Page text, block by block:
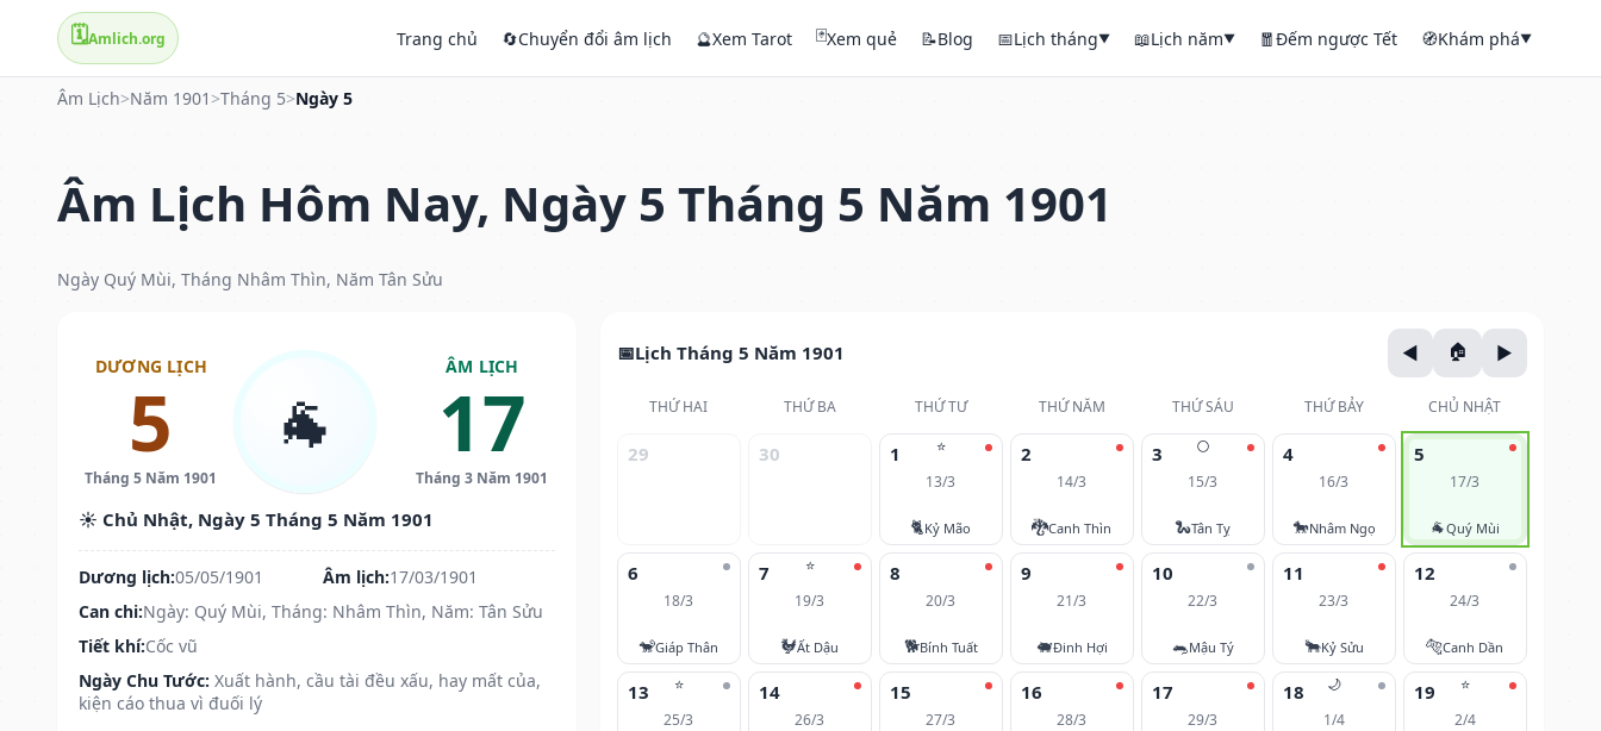
🗓️Amlich.org Trang chủ 🔄Chuyển đổi âm lịch 🔮Xem Tarot 🃏Xem quẻ 📝Blog 📅Lịch tháng▼ 📖Lịch năm▼ 🧧Đếm ngược Tết 🧭Khám phá▼
Âm Lịch>Năm 1901 >Tháng 5>Ngày 5
Âm Lịch Hôm Nay, Ngày 5 Tháng 5 Năm 1901
Ngày Quý Mùi, Tháng Nhâm Thìn, Năm Tân Sửu
DƯƠNG LỊCH
5
Tháng 5 Năm 1901
🐐
ÂM LỊCH
17
Tháng 3 Năm 1901
☀️ Chủ Nhật, Ngày 5 Tháng 5 Năm 1901
Dương lịch:05/05/1901 Âm lịch:17/03/1901
Can chi:Ngày: Quý Mùi, Tháng: Nhâm Thìn, Năm: Tân Sửu
Tiết khí:Cốc vũ
Ngày Chu Tước: Xuất hành, cầu tài đều xấu, hay mất của,
kiện cáo thua vì đuối lý
Lịch Tháng 5 Năm 1901
THỨ HAI THỨ BA THỨ TƯ THỨ NĂM THỨ SÁU THỨ BẢY CHỦ NHẬT
29 30 ⭐
1
13/3
🐈Kỷ Mão
2
14/3
🐉Canh Thìn
🌕
3
15/3
🐍Tân Tỵ
4
16/3
🐎Nhâm Ngọ
5
17/3
🐐Quý Mùi
6
18/3
🐒Giáp Thân
⭐
7
19/3
🐓Ất Dậu
8
20/3
🐕Bính Tuất
9
21/3
🐖Đinh Hợi
10
22/3
🐀Mậu Tý
11
23/3
🐂Kỷ Sửu
12
24/3
🐅Canh Dần
⭐
13
25/3
14
26/3
15
27/3
16
28/3
17
29/3
🌙
18
1/4
⭐
19
2/4